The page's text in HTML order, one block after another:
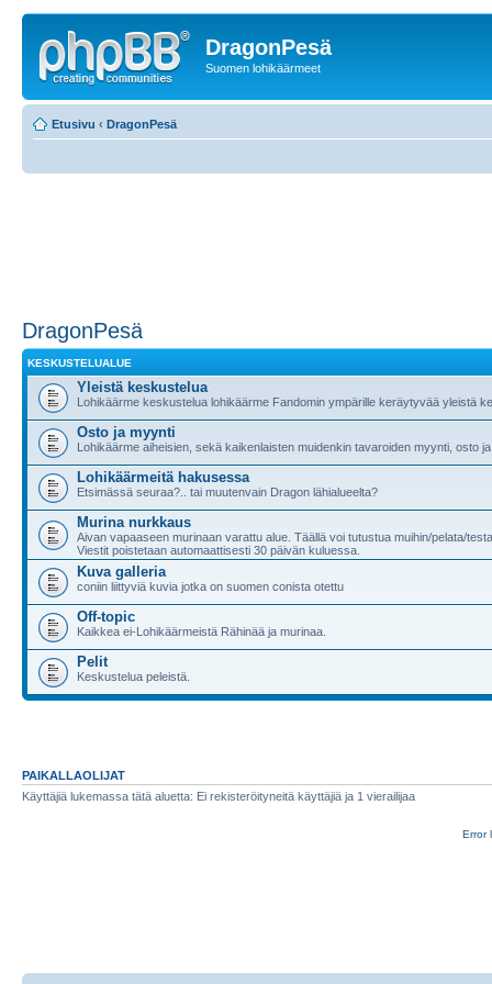
DragonPesä
Suomen lohikäärmeet
Etusivu ‹ DragonPesä
DragonPesä
KESKUSTELUALUE
Yleistä keskustelua
Lohikäärme keskustelua lohikäärme Fandomin ympärille keräytyvää yleistä
Osto ja myynti
Lohikäärme aiheisien, sekä kaikenlaisten muidenkin tavaroiden myynti, osto
Lohikäärmeitä hakusessa
Etsimässä seuraa?.. tai muutenvain Dragon lähialueelta?
Murina nurkkaus
Aivan vapaaseen murinaan varattu alue. Täällä voi tutustua muihin/pelata/
Viestit poistetaan automaattisesti 30 päivän kuluessa.
Kuva galleria
coniin liittyviä kuvia jotka on suomen conista otettu
Off-topic
Kaikkea ei-Lohikäärmeistä Rähinää ja murinaa.
Pelit
Keskustelua peleistä.
PAIKALLAOLIJAT
Käyttäjiä lukemassa tätä aluetta: Ei rekisteröityneitä käyttäjiä ja 1 vierailijaa
Error